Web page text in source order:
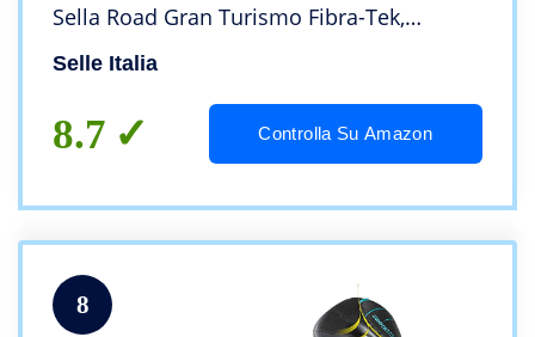
Sella Road Gran Turismo Fibra-Tek,
Comfort Gel, Ammortizzatore
Selle Italia
8.7 Controlla Su Amazon
8